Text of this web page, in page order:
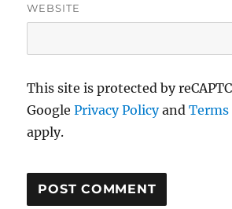
WEBSITE
This site is protected by
GooglePrivacy PolicyandTerms
apply.